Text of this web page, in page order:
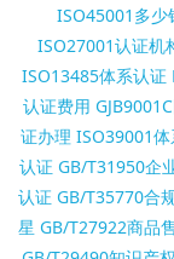
ISO45001多少
ISO27001认证机
ISO13485体系认证
认证费用
证办理 ISO39001
认证 GB/T31950企
认证 GB/T35770合
星 GB/T27922商品